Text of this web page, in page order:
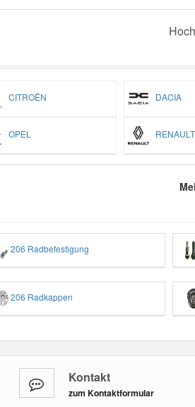
CITROËN DACIA
OPEL RENAULT
206 Radbefestigung
206 Radkappen
Kontakt
zum Kontaktformular